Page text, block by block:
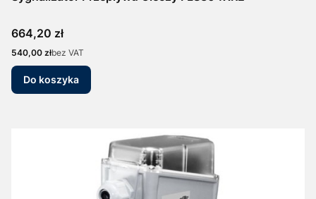
Cena
664,20 zł
Cena
540,00 złbez VAT
Do koszyka